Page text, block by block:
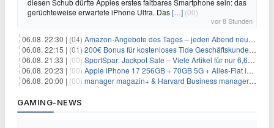
gerüchteweise erwartete iPhone Ultra. Das[…] (00)
vor 8 Stunden
06.08. 22:30 | (04) Amazon-Angebote des Tages – jeden Abend neue Deals zum Stöbern
06.08. 22:15 | (01) 200€ Bonus für kostenloses Tide Geschäftskundenkonto
06.08. 21:33 | (00) SportSpar: Jackpot Sale – Viele Artikel für nur 6,66€ – nur 48 Stunden
06.08. 20:23 | (00) Apple iPhone 17 256GB + 70GB 5G + Alles-Flat im Vodafone-Netz für 34,99€/Monat – eff. 4,65€/Monat
06.08. 20:00 | (00) manager magazin+ & Harvard Business manager+ Digital-Kombi-Abo 1 Monat kostenlos
GAMING-NEWS